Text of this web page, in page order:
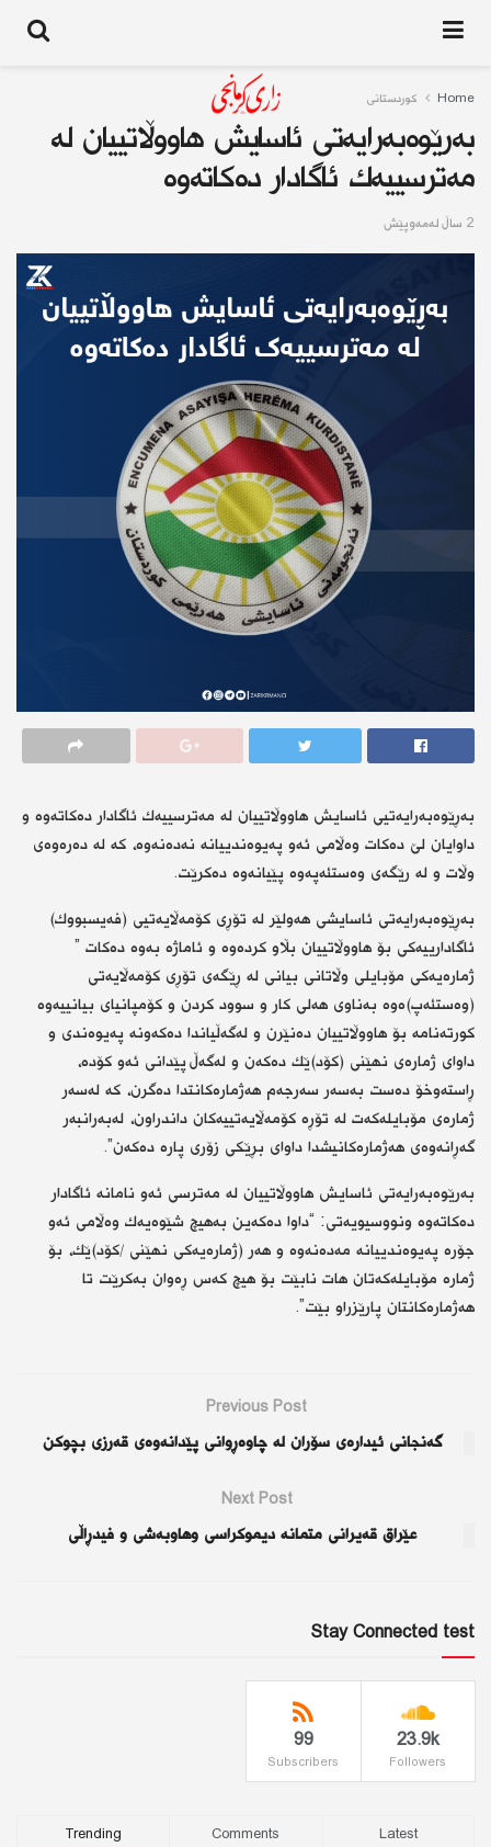
Home کوردستانى
بەرێوەبەرایەتی ئاسایش هاووڵاتییان لە
مەترسییەك ئاگادار دەكاتەوە
2 ساڵ له‌مه‌وپێش
بەڕێوەبەرایەتیی ئاسایش هاووڵاتییان لە مەترسییەك ئاگادار دەكاتەوە و
داوایان لێ دەكات وەڵامی ئەو پەیوەندییانە نەدەنەوە، كە لە دەرەوەی
وڵات و لە رێگەی وەستئەپەوە پێیانەوە دەكرێت.
بەڕێوەبەرایەتی ئاسایشی هەولێر لە تۆڕی كۆمەڵایەتیی (فەیسبووك)
ئاگادارییەكی بۆ هاووڵاتییان بڵاو كردەوە و ئاماژە بەوە دەكات ”
ژمارەیەكی مۆبایلی وڵاتانی بیانی لە ڕێگەی تۆڕی كۆمەڵایەتی
(وەستئەپ)ەوە بەناوی هەلی كار و سوود كردن و كۆمپانیای بیانییەوە
كورتەنامە بۆ هاووڵاتییان دەنێرن و لەگەڵیاندا دەكەونە پەیوەندی و
داوای ژمارەی نهێنی (كۆد)ێك دەكەن و لەگەڵ پێدانی ئەو كۆدە،
ڕاستەوخۆ دەست بەسەر سەرجەم هەژمارەكانتدا دەگرن، كە لەسەر
ژمارەی مۆبایلەكەت لە تۆڕە كۆمەڵایەتییەكان داندراون، لەبەرانبەر
گەڕانەوەی هەژمارەكانیشدا داوای بڕێكی زۆری پارە دەكەن”.
بەرێوەبەرایەتی ئاسایش هاووڵاتییان لە مەترسی ئەو نامانە ئاگادار
دەكاتەوە ونووسیویەتی: “داوا دەكەین بەهیچ شێوەیەك وەڵامی ئەو
جۆرە پەیوەندییانە مەدەنەوە و هەر (ژمارەیەكی نهێنی /كۆد)ێك، بۆ
ژمارە مۆبایلەكەتان هات نابێت بۆ هیچ كەس ڕەوان بەكرێت تا
هەژمارەكانتان پارێزراو بێت”.
Previous Post
گەنجانی ئیدارەی سۆران لە چاوەڕوانی پێدانەوەی قەرزی بچوكن
Next Post
عێراق قەیرانی متمانە دیموکراسی وهاوبەشی و فیدڕاڵی
Stay Connected test
23.9k
Followers
99
Subscribers
Trending Comments Latest